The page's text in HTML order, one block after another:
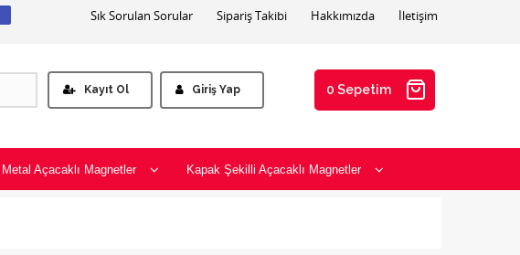
İletişim
Hakkımızda
Sipariş Takibi
Sık Sorulan Sorular
Kayıt Ol Giriş Yap 0 Sepetim
Metal Açacaklı Magnetler Kapak Şekilli Açacaklı Magnetler